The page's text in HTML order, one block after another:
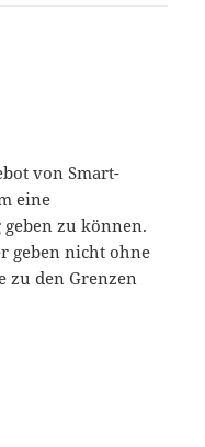
von Smart-
eine
zu können.
geben nicht ohne
zu den Grenzen